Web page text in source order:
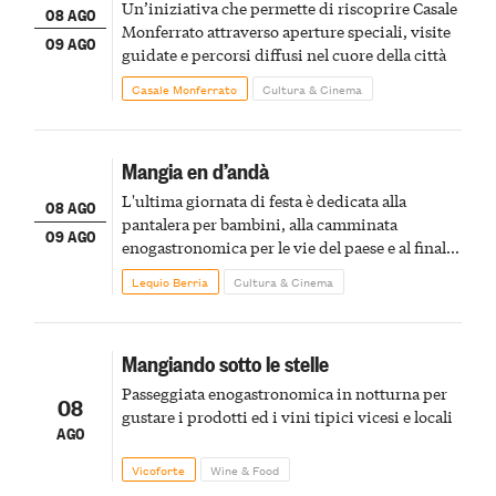
08 AGO
09 AGO
Un’iniziativa che permette di riscoprire Casale
Monferrato attraverso aperture speciali, visite
guidate e percorsi diffusi nel cuore della città
Casale Monferrato Cultura & Cinema
08 AGO
09 AGO
Mangia en d’andà
L'ultima giornata di festa è dedicata alla
pantalera per bambini, alla camminata
enogastronomica per le vie del paese e al finale
pirotecnico
Lequio Berria Cultura & Cinema
08
AGO
Mangiando sotto le stelle
Passeggiata enogastronomica in notturna per
gustare i prodotti ed i vini tipici vicesi e locali
Vicoforte Wine & Food